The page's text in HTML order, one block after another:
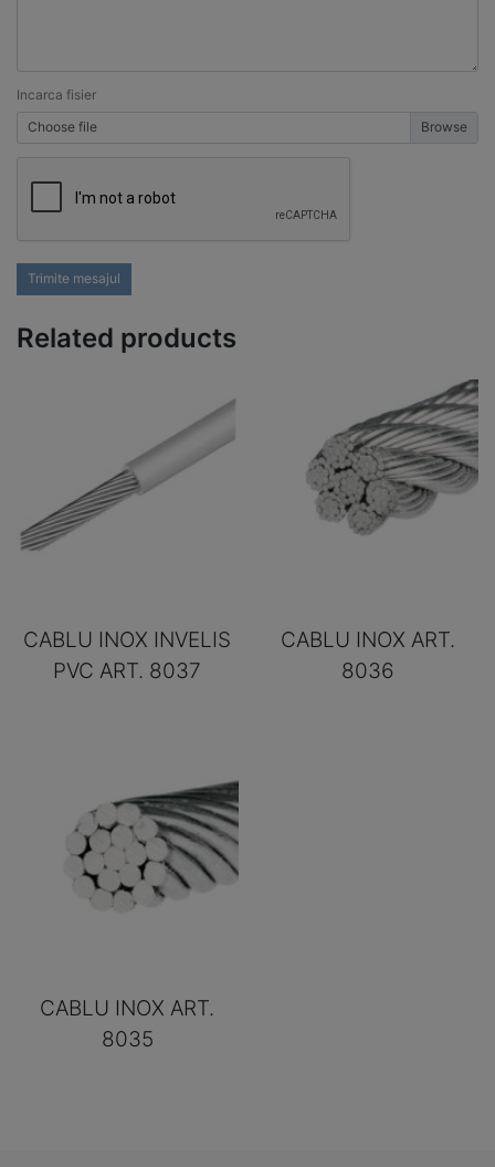
Incarca fisier
Choose file
Trimite mesajul
Related products
CABLU INOX INVELIS
PVC ART. 8037
CABLU INOX ART.
8036
CABLU INOX ART.
8035